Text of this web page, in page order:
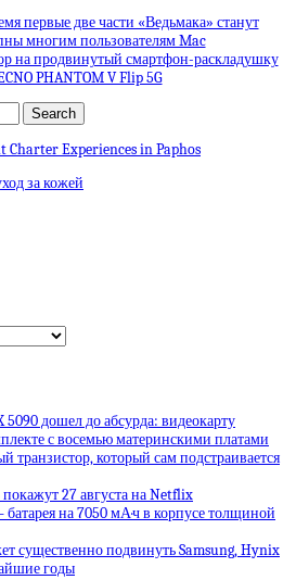
первые две части «Ведьмака» станут
многим пользователям Mac
на продвинутый смартфон-раскладушку
PHANTOM V Flip 5G
Charter Experiences in Paphos
за кожей
дошел до абсурда: видеокарту
с восемью материнскими платами
транзистор, который сам подстраивается
27 августа на Netflix
батарея на 7050 мА·ч в корпусе толщиной
существенно подвинуть Samsung, Hynix
годы